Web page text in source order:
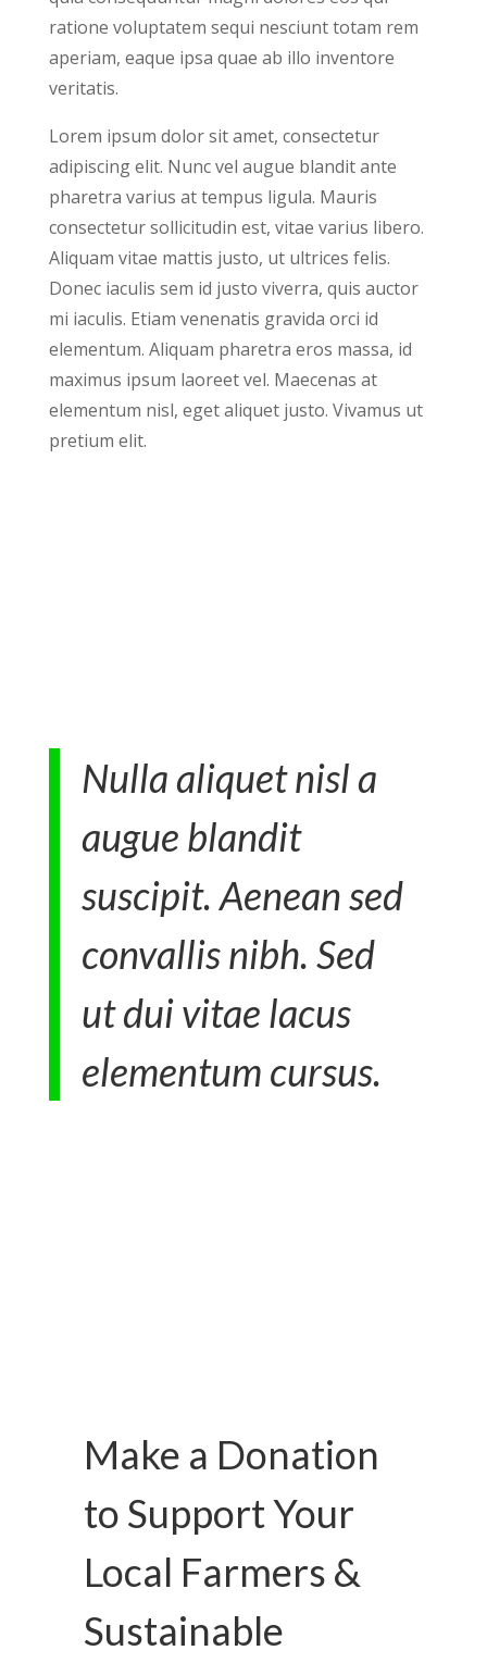
ratione voluptatem sequi nesciunt totam rem
aperiam, eaque ipsa quae ab illo inventore
veritatis.
Lorem ipsum dolor sit amet, consectetur
adipiscing elit. Nunc vel augue blandit ante
pharetra varius at tempus ligula. Mauris
consectetur sollicitudin est, vitae varius libero.
Aliquam vitae mattis justo, ut ultrices felis.
Donec iaculis sem id justo viverra, quis auctor
mi iaculis. Etiam venenatis gravida orci id
elementum. Aliquam pharetra eros massa, id
maximus ipsum laoreet vel. Maecenas at
elementum nisl, eget aliquet justo. Vivamus ut
pretium elit.
Nulla aliquet nisl a
augue blandit
suscipit. Aenean sed
convallis nibh. Sed
ut dui vitae lacus
elementum cursus.
Make a Donation
to Support Your
Local Farmers &
Sustainable